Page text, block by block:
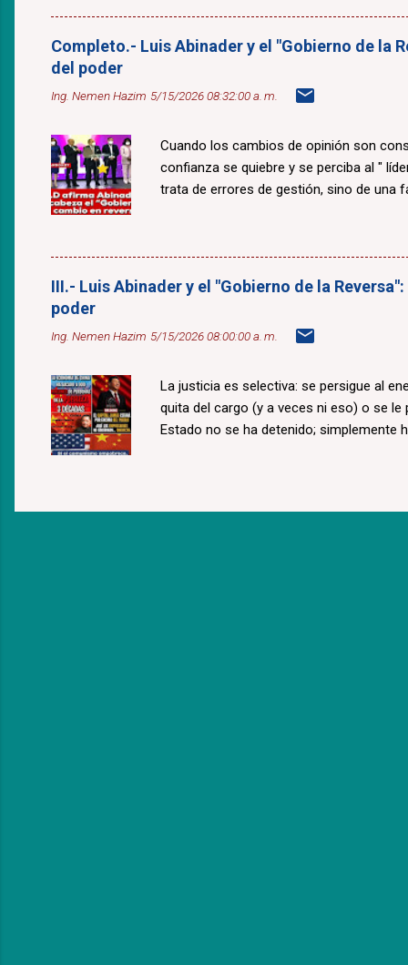
Completo.- Luis Abinader y el "Gobierno de la
del poder
Ing. Nemen Hazim 5/15/2026 08:32:00 a. m.
Cuando los cambios de opinión son
confianza se quiebre y se perciba al "
trata de errores de gestión, sino de una
III.- Luis Abinader y el "Gobierno de la
poder
Ing. Nemen Hazim 5/15/2026 08:00:00 a. m.
La justicia es selectiva: se persigue al
quita del cargo (y a veces ni eso) o se
Estado no se ha detenido; simplemente